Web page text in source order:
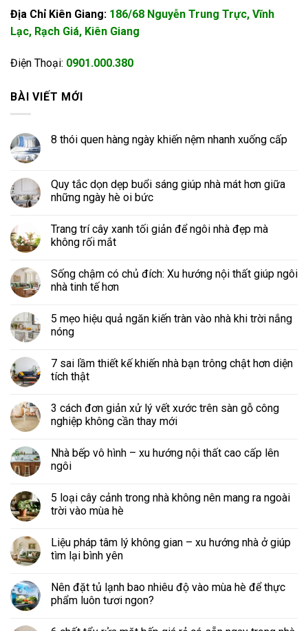
Địa Chỉ Kiên Giang: 186/68 Nguyễn Trung Trực, Vĩnh
Lạc, Rạch Giá, Kiên Giang
Điện Thoại: 0901.000.380
BÀI VIẾT MỚI
8 thói quen hàng ngày khiến nệm nhanh xuống cấp
Quy tắc dọn dẹp buổi sáng giúp nhà mát hơn giữa
những ngày hè oi bức
Trang trí cây xanh tối giản để ngôi nhà đẹp mà
không rối mắt
Sống chậm có chủ đích: Xu hướng nội thất giúp ngôi
nhà tinh tế hơn
5 mẹo hiệu quả ngăn kiến tràn vào nhà khi trời nắng
nóng
7 sai lầm thiết kế khiến nhà bạn trông chật hơn diện
tích thật
3 cách đơn giản xử lý vết xước trên sàn gỗ công
nghiệp không cần thay mới
Nhà bếp vô hình – xu hướng nội thất cao cấp lên
ngôi
5 loại cây cảnh trong nhà không nên mang ra ngoài
trời vào mùa hè
Liệu pháp tâm lý không gian – xu hướng nhà ở giúp
tìm lại bình yên
Nên đặt tủ lạnh bao nhiêu độ vào mùa hè để thực
phẩm luôn tươi ngon?